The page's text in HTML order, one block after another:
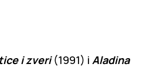
i zveri(1991) i Aladina